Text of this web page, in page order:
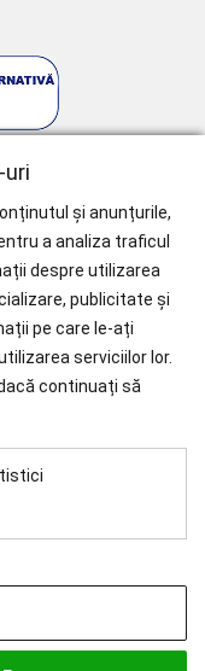
mari de 1000 RON.
uri
și anunțurile,
a analiza traficul
despre utilizarea
publicitate și
pe care le-ați
serviciilor lor.
continuați să